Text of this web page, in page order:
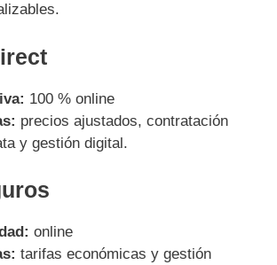
100 % online
precios ajustados, contratación
y gestión digital.
online
tarifas económicas y gestión